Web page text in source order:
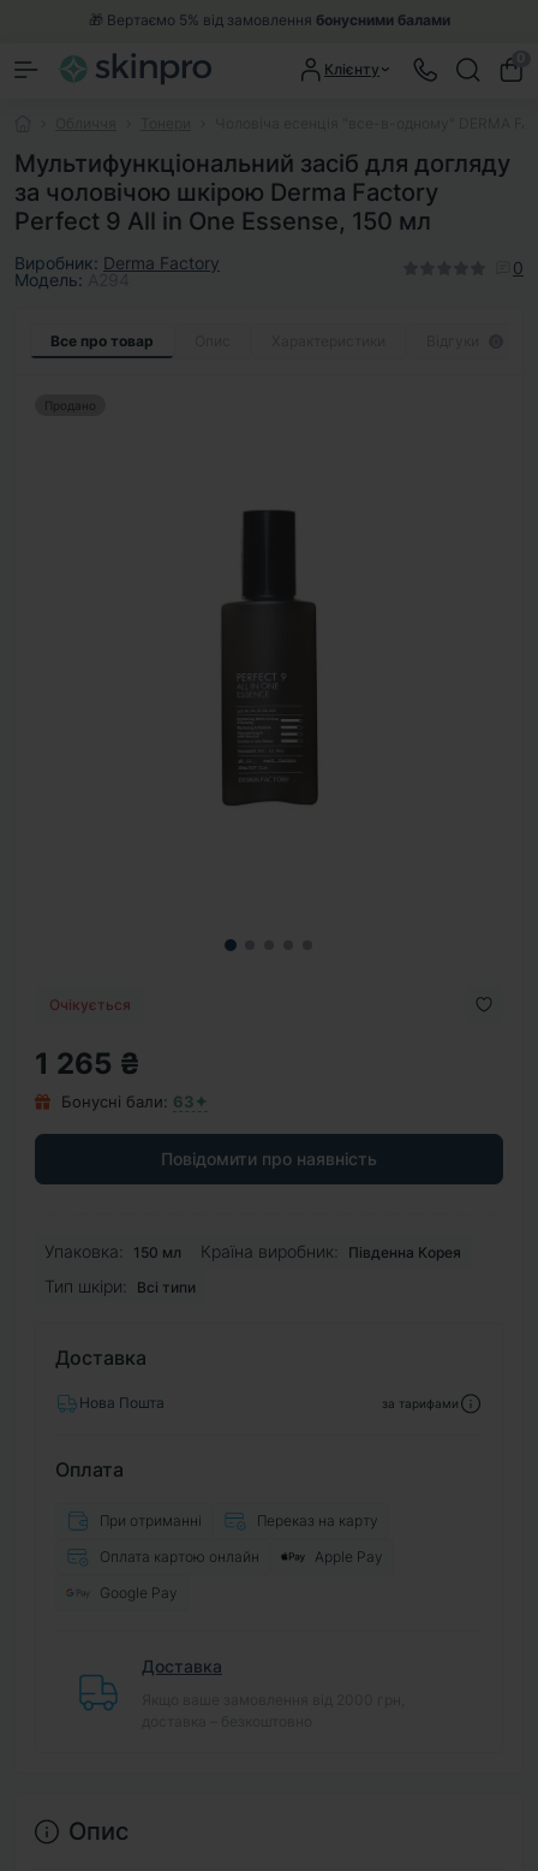
🎁 Вертаємо 5% від замовлення бонусними балами
Клієнту
Мультифункціональний засіб для догляду
за чоловічою шкірою Derma Factory
Perfect 9 All in One Essense, 150 мл
Виробник: Derma Factory
Модель:
0
Все про товар
Продано
Очікується
1 265 ₴
Бонусні бали: 63✦
Повідомити про наявність
Упаковка: 150 мл Країна виробник: Південна Корея
Тип шкіри: Всі типи
Доставка
Нова Пошта за тарифами
Оплата
При отриманні
Переказ на карту
Оплата картою онлайн
Apple Pay
Google Pay
Доставка
Опис